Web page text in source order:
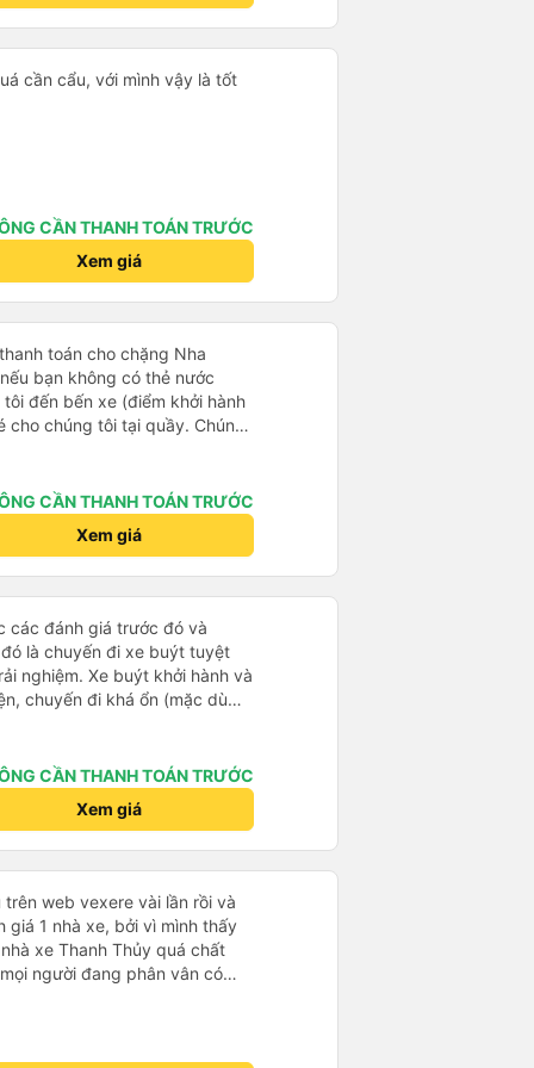
gian, trên xe không có nhà
chọn), vì vậy bạn nên đi xe
có trải nghiệm tốt nhất. Hầu
cần cẩu, với mình vậy là tốt
CẦN THANH TOÁN TRƯỚC
Xem giá
toán cho chặng Nha
bạn không có thẻ nước
đến bến xe (điểm khởi hành
cho chúng tôi tại quầy. Chúng
về trực tiếp tại quầy, vì giá
Đầu tiên, chúng tôi đi xe
chuyển sang xe giường nằm.
áo len ấm hoặc áo khoác
và chăn mền thì hơi cũ,
sạc điện thoại hoạt động
khá sạch sẽ. Chúng tôi trở về
ga B2, Lối ra 8) trên một
ngả. Xe ít rộng rãi hơn,
hơn nhiều so với một chuyến
tôi cũng dừng lại gần Nha
ga bằng xe buýt nhỏ. Họ
CẦN THANH TOÁN TRƯỚC
Xem giá
các đánh giá trước đó và
là chuyến đi xe buýt tuyệt
nghiệm. Xe buýt khởi hành và
chuyến đi khá ổn (mặc dù
CẦN THANH TOÁN TRƯỚC
Xem giá
web vexere vài lần rồi và
giá 1 nhà xe, bởi vì mình thấy
xe Thanh Thủy quá chất
người đang phân vân có